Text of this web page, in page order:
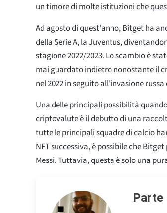
un timore di molte istituzioni che
Ad agosto di quest'anno, Bitget ha
della Serie A, la Juventus,
stagione 2022/2023. Lo scambio è
mai guardato indietro nonostante il
nel 2022 in seguito all'invasione
Una delle principali possibilità
criptovalute è il debutto di una
tutte le principali squadre di calcio
NFT successiva, è possibile che
Messi. Tuttavia, questa è solo una
Parte